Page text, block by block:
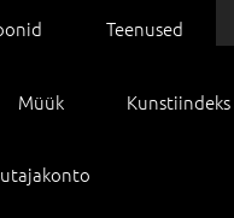
Teenused
Müük Kunstiindeks